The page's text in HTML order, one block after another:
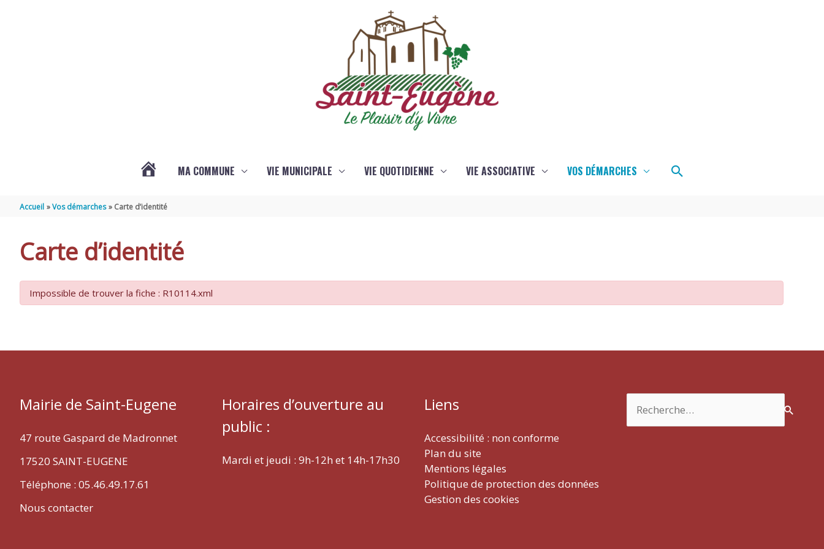
EUGÈNE
MA COMMUNE VIE MUNICIPALE VIE QUOTIDIENNE VIE ASSOCIATIVE VOS DÉMARCHES Rechercher
Accueil Vos démarches Carte d’identité
Carte d’identité
Impossible de trouver la fiche : R10114.xml
Mairie de Saint-Eugene
47 route Gaspard de Madronnet
17520 SAINT-EUGENE
Téléphone : 05.46.49.17.61
Nous contacter
Horaires d’ouverture au
public :
Mardi et jeudi : 9h-12h et 14h-17h30
Liens
Accessibilité : non conforme
Plan du site
Mentions légales
Politique de protection des données
Gestion des cookies